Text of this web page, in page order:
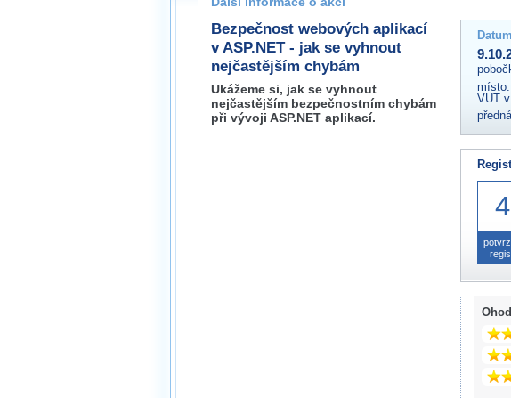
brno@wug.cz
Bezpečnost webových aplikací
v ASP.NET - jak se vyhnout
nejčastějším chybám
Ukážeme si, jak se vyhnout
nejčastějším bezpečnostním chybám
při vývoji ASP.NET aplikací.
místo:
VUT